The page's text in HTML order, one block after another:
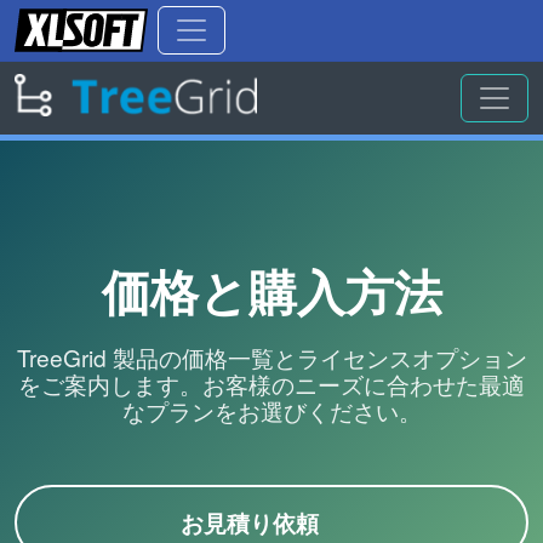
価格と購入方法
TreeGrid 製品の価格一覧とライセンスオプション
をご案内します。お客様のニーズに合わせた最適
なプランをお選びください。
お見積り依頼